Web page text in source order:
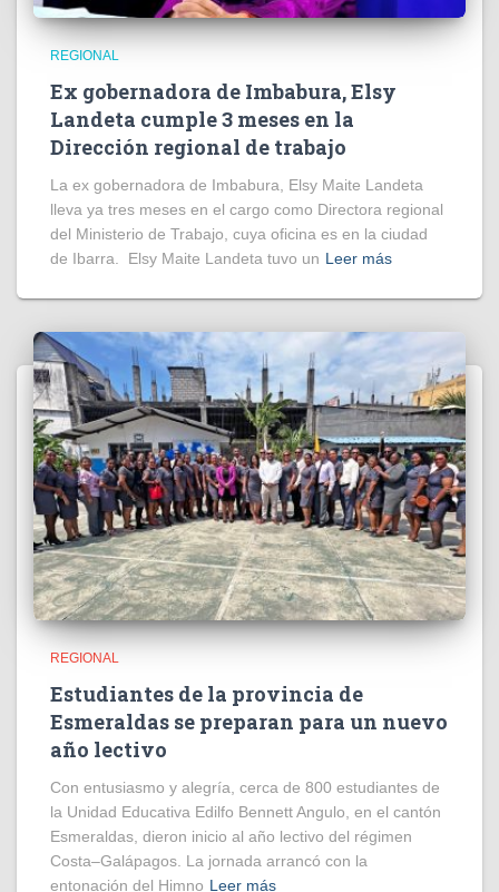
REGIONAL
Ex gobernadora de Imbabura, Elsy
Landeta cumple 3 meses en la
Dirección regional de trabajo
La ex gobernadora de Imbabura, Elsy Maite Landeta
lleva ya tres meses en el cargo como Directora regional
del Ministerio de Trabajo, cuya oficina es en la ciudad
de Ibarra. Elsy Maite Landeta tuvo un Leer más
REGIONAL
Estudiantes de la provincia de
Esmeraldas se preparan para un nuevo
año lectivo
Con entusiasmo y alegría, cerca de 800 estudiantes de
la Unidad Educativa Edilfo Bennett Angulo, en el cantón
Esmeraldas, dieron inicio al año lectivo del régimen
Costa–Galápagos. La jornada arrancó con la
entonación del Himno Leer más